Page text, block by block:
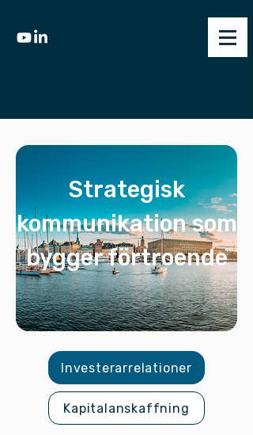
Strategisk
kommunikation som
bygger förtroende
Investerarrelationer
Kapitalanskaffning